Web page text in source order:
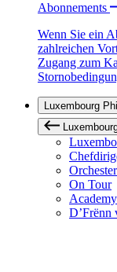
Abonnements
Wenn Sie ein
zahlreichen
Zugang zum
Luxembourg
On Tour
Academy
D’Frënn